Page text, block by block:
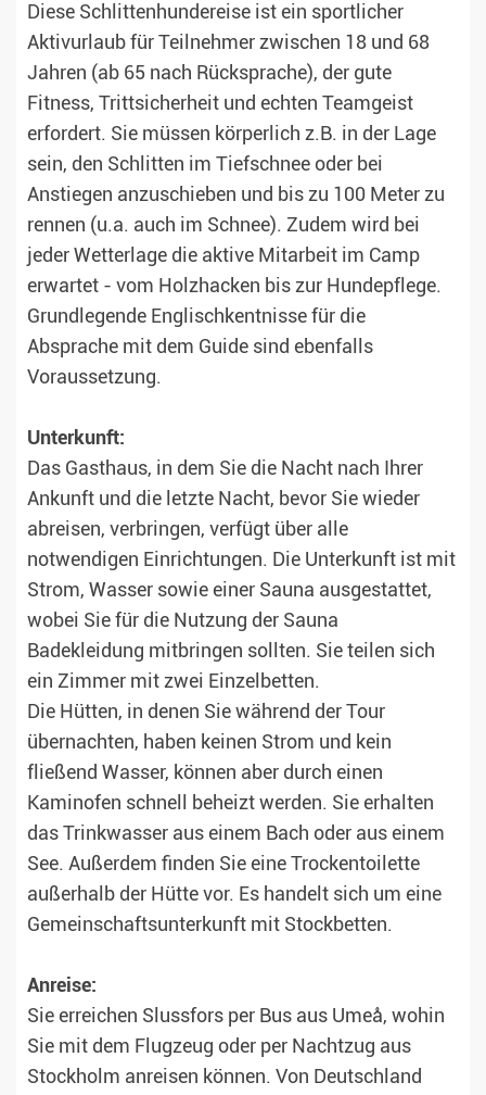
Diese Schlittenhundereise ist ein sportlicher
Aktivurlaub für Teilnehmer zwischen 18 und 68
Jahren (ab 65 nach Rücksprache), der gute
Fitness, Trittsicherheit und echten Teamgeist
erfordert. Sie müssen körperlich z.B. in der Lage
sein, den Schlitten im Tiefschnee oder bei
Anstiegen anzuschieben und bis zu 100 Meter zu
rennen (u.a. auch im Schnee). Zudem wird bei
jeder Wetterlage die aktive Mitarbeit im Camp
erwartet - vom Holzhacken bis zur Hundepflege.
Grundlegende Englischkentnisse für die
Absprache mit dem Guide sind ebenfalls
Voraussetzung.
Unterkunft:
Das Gasthaus, in dem Sie die Nacht nach Ihrer
Ankunft und die letzte Nacht, bevor Sie wieder
abreisen, verbringen, verfügt über alle
notwendigen Einrichtungen. Die Unterkunft ist mit
Strom, Wasser sowie einer Sauna ausgestattet,
wobei Sie für die Nutzung der Sauna
Badekleidung mitbringen sollten. Sie teilen sich
ein Zimmer mit zwei Einzelbetten.
Die Hütten, in denen Sie während der Tour
übernachten, haben keinen Strom und kein
fließend Wasser, können aber durch einen
Kaminofen schnell beheizt werden. Sie erhalten
das Trinkwasser aus einem Bach oder aus einem
See. Außerdem finden Sie eine Trockentoilette
außerhalb der Hütte vor. Es handelt sich um eine
Gemeinschaftsunterkunft mit Stockbetten.
Anreise:
Sie erreichen Slussfors per Bus aus Umeå, wohin
Sie mit dem Flugzeug oder per Nachtzug aus
Stockholm anreisen können. Von Deutschland